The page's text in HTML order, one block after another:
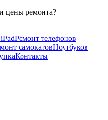
цены ремонта?
Ремонт телефонов
самокатовНоутбуков
Контакты